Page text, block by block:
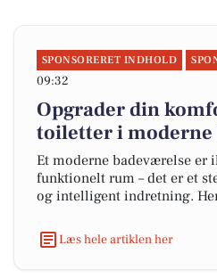
SPONSORERET INDHOLD
09:32
Opgrader din
toiletter i
Et moderne badeværelse er
funktionelt rum – det er et
og intelligent indretning.
Læs hele artiklen her